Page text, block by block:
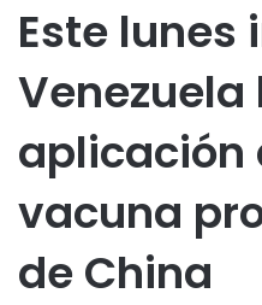
Este lunes
Venezuela
aplicación
vacuna
de China